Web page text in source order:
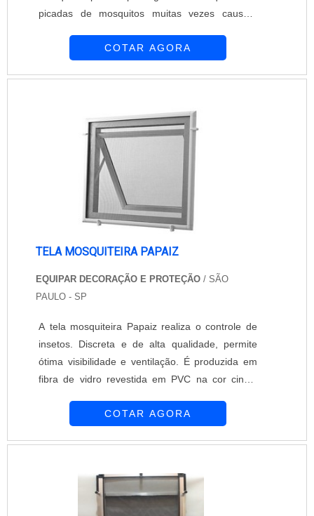
picadas de mosquitos muitas vezes causam
transmitir doenças. Para proteger os ambientes
1997. Comercializa e instala produtos que
oferecem conf...
COTAR AGORA
TELA MOSQUITEIRA PAPAIZ
EQUIPAR DECORAÇÃO E PROTEÇÃO / SÃO
PAULO - SP
A tela mosquiteira Papaiz realiza o controle de
insetos. Discreta e de alta qualidade, permite
ótima visibilidade e ventilação. É produzida em
fibra de vidro revestida em PVC na cor cinza,
preto ou com pintura eletrostática branca. Para
pinturas especiais ou madeiras como jacarandá
Papaiz possui avanç...
COTAR AGORA